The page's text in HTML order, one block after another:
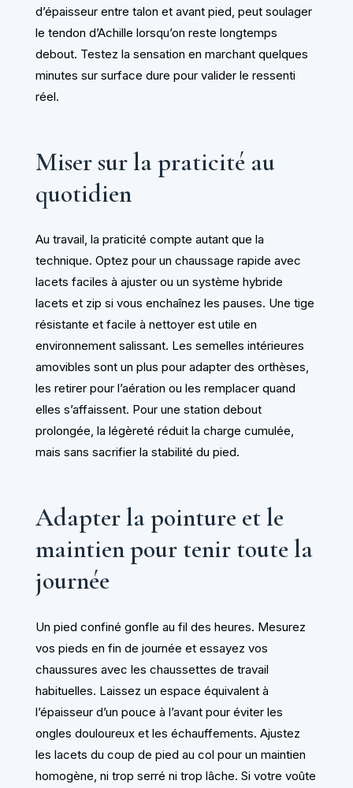
d’épaisseur entre talon et avant pied, peut soulager
le tendon d’Achille lorsqu’on reste longtemps
debout. Testez la sensation en marchant quelques
minutes sur surface dure pour valider le ressenti
réel.
Miser sur la praticité au
quotidien
Au travail, la praticité compte autant que la
technique. Optez pour un chaussage rapide avec
lacets faciles à ajuster ou un système hybride
lacets et zip si vous enchaînez les pauses. Une tige
résistante et facile à nettoyer est utile en
environnement salissant. Les semelles intérieures
amovibles sont un plus pour adapter des orthèses,
les retirer pour l’aération ou les remplacer quand
elles s’affaissent. Pour une station debout
prolongée, la légèreté réduit la charge cumulée,
mais sans sacrifier la stabilité du pied.
Adapter la pointure et le
maintien pour tenir toute la
journée
Un pied confiné gonfle au fil des heures. Mesurez
vos pieds en fin de journée et essayez vos
chaussures avec les chaussettes de travail
habituelles. Laissez un espace équivalent à
l’épaisseur d’un pouce à l’avant pour éviter les
ongles douloureux et les échauffements. Ajustez
les lacets du coup de pied au col pour un maintien
homogène, ni trop serré ni trop lâche. Si votre voûte